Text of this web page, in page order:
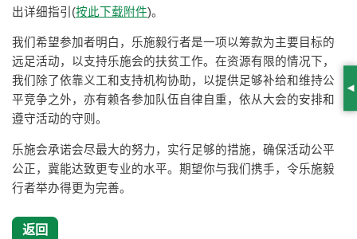
出详细指引(按此下载附件)。
我们希望参加者明白，乐施毅行者是一项以筹款为主要目标的
远足活动，以支持乐施会的扶贫工作。在资源有限的情况下，
我们除了依靠义工和支持机构协助，以提供足够补给和维持公
平竞争之外，亦有赖各参加队伍自律自重，依从大会的安排和
遵守活动的守则。
乐施会承诺会尽最大的努力，实行足够的措施，确保活动公平
公正，冀能达致更专业的水平。期望你与我们携手，令乐施毅
行者举办得更为完善。
返回